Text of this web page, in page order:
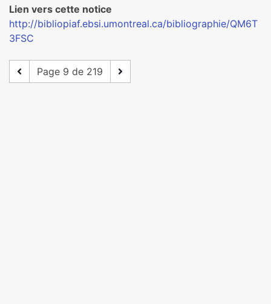
Lien vers cette notice
http://bibliopiaf.ebsi.umontreal.ca/bibliographie/QM6T
3FSC
Page 9 de 219